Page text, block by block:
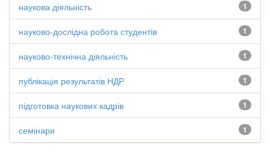
1
наукова діяльність
1
науково-дослідна робота студентів
1
науково-технічна діяльність
1
публікація результатів НДР
1
підготовка наукових кадрів
1
семінари